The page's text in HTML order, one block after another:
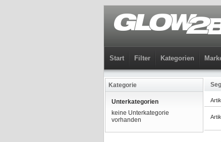
Start Filter Kategorien
Kategorie
Unterkategorien
keine Unterkategorie
vorhanden